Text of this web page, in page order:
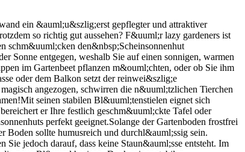
ein &auml;u&szlig;erst gepflegter und attraktiver
so richtig gut aussehen? F&uuml;r lazy gardeners ist
schm&uuml;cken den&nbsp;Scheinsonnenhut
Sonne entgegen, weshalb Sie auf einen sonnigen, warmen
im Gartenbeet pflanzen m&ouml;chten, oder ob Sie ihm
oder dem Balkon setzt der reinwei&szlig;e
angezogen, schwirren die n&uuml;tzlichen Tierchen
seinen stabilen Bl&uuml;tenstielen eignet sich
er Ihre festlich geschm&uuml;ckte Tafel oder
perfekt geeignet.Solange der Gartenboden frostfrei
sollte humusreich und durchl&auml;ssig sein.
jedoch darauf, dass keine Staun&auml;sse entsteht. Im